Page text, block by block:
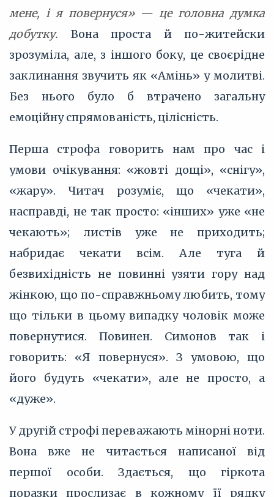
мене, і я повернуся» — це головна думка
добутку. Вона проста й по-житейски
зрозуміла, але, з іншого боку, це своєрідне
заклинання звучить як «Амінь» у молитві.
Без нього було б втрачено загальну
емоційну спрямованість, цілісність.
Перша строфа говорить нам про час і
умови очікування: «жовті дощі», «снігу»,
«жару». Читач розуміє, що «чекати»,
насправді, не так просто: «інших» уже «не
чекають»; листів уже не приходить;
набридає чекати всім. Але туга й
безвихідність не повинні узяти гору над
жінкою, що по-справжньому любить, тому
що тільки в цьому випадку чоловік може
повернутися. Повинен. Симонов так і
говорить: «Я повернуся». З умовою, що
його будуть «чекати», але не просто, а
«дуже».
У другій строфі переважають мінорні ноти.
Вона вже не читається написаної від
першої особи. Здається, що гіркота
поразки прослизає в кожному її рядку